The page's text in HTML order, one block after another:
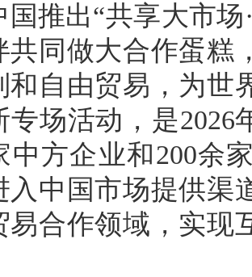
国推出“共享大市
共同做大合作蛋糕
和自由贸易，为世
专场活动，是2026
中方企业和200余
入中国市场提供渠
易合作领域，实现